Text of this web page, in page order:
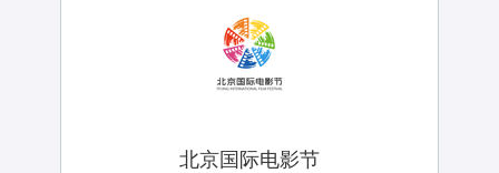
去哪儿网
北京国际电影节
英雄互娱
去哪儿网
北京国际电影节